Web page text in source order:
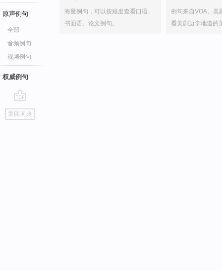
原声例句
全部
音频例句
视频例句
权威例句
go
top
返回词典
海量例句，可以按难度查看口语、
书面语、论文例句。
例句来自VOA、美
看美剧边学地道的